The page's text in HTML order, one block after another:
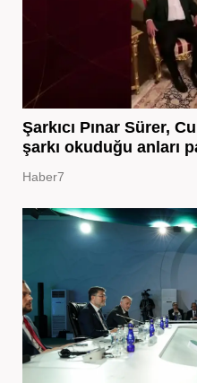
Şarkıcı Pınar Sürer,
şarkı okuduğu anları
Haber7